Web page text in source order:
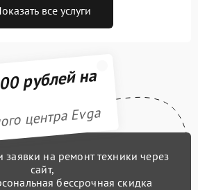
все услуги
рублей на
центра Evga
на ремонт техники через
сайт,
бессрочная скидка